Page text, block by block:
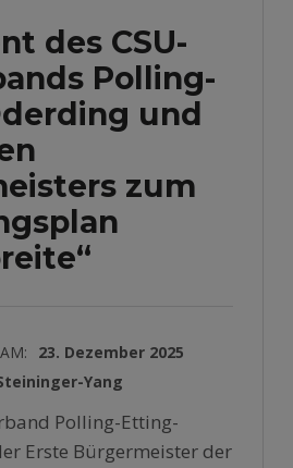
des CSU-
Polling-
und
zum
23. Dezember 2025
Yang
Polling-Etting-
Erste Bürgermeister der